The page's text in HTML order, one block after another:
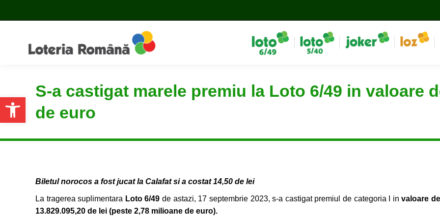
Open toolbar
S-a castigat marele premiu la Loto 6/49 in valoare
de euro
Biletul norocos a fost jucat la Calafat si a costat 14,50 de lei
La tragerea suplimentara Loto 6/49 de astazi, 17 septembrie 2023, s-a castigat premiul de categoria I invaloare de
13.829.095,20 de lei (peste 2,78 milioane de euro).